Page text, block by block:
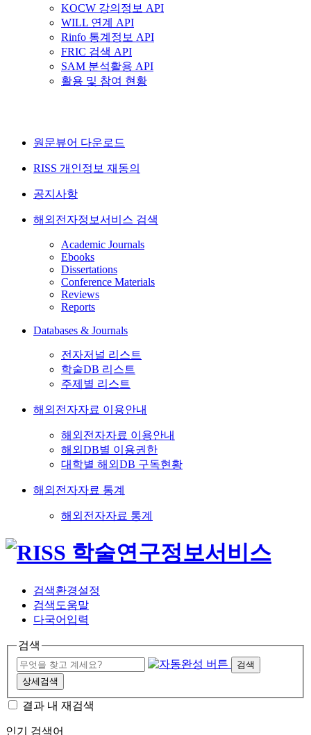
KOCW 강의정보 API
WILL 연계 API
Rinfo 통계정보 API
FRIC 검색 API
SAM 분석활용 API
활용 및 참여 현황
원문뷰어 다운로드
RISS 개인정보 재동의
공지사항
해외전자정보서비스 검색
Academic Journals
Ebooks
Dissertations
Conference Materials
Reviews
Reports
Databases & Journals
전자저널 리스트
학술DB 리스트
주제별 리스트
해외전자자료 이용안내
해외전자자료 이용안내
해외DB별 이용권한
대학별 해외DB 구독현황
해외전자자료 통계
해외전자자료 통계
검색환경설정
검색도움말
다국어입력
검색
검색
상세검색
결과 내 재검색
인기 검색어